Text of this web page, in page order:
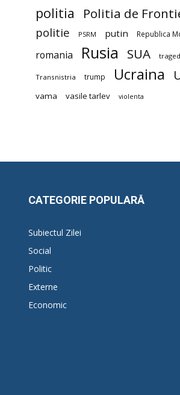
politia Politia de
politie PSRM putin Republica
romania Rusia SUA
Transnistria trump Ucraina
vama vasile tarlev violenta
CATEGORIE POPULARĂ
Subiectul Zilei
Social
Politic
Externe
Economic